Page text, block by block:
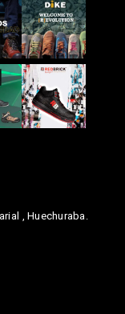
, Huechuraba.